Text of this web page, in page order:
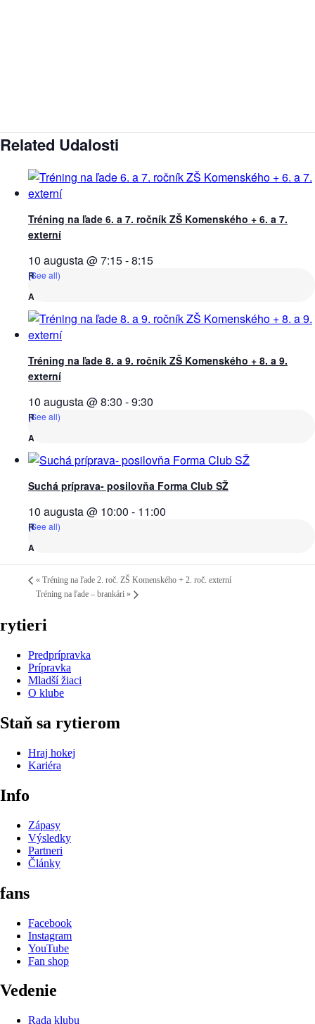
Related Udalosti
Tréning na ľade 6. a 7. ročník ZŠ Komenského + 6. a 7.
externí
10 augusta @ 7:15-8:15
(See all)
Tréning na ľade 8. a 9. ročník ZŠ Komenského + 8. a 9.
externí
10 augusta @ 8:30 -9:30
(See all)
Suchá príprava- posilovňa Forma Club SŽ
10 augusta @ 10:00 - 11:00
(See all)
« Tréning na ľade 2. roč. ZŠ Komenského + 2. roč. externí
Tréning na ľade – brankári »
rytieri
Predprípravka
Prípravka
Mladší žiaci
O klube
Staň sa rytierom
Hraj hokej
Kariéra
Info
Zápasy
Výsledky
Partneri
Články
fans
Facebook
Instagram
YouTube
Fan shop
Vedenie
Rada klubu